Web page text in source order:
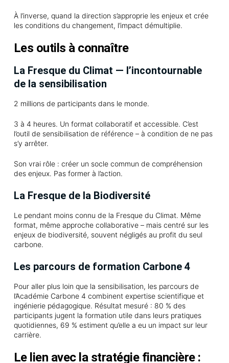
À l’inverse, quand la direction s’approprie les enjeux et crée
les conditions du changement, l’impact démultiplie.
Les outils à connaître
La Fresque du Climat — l’incontournable
de la sensibilisation
2 millions de participants dans le monde.
3 à 4 heures. Un format collaboratif et accessible. C’est
l’outil de sensibilisation de référence – à condition de ne pas
s’y arrêter.
Son vrai rôle : créer un socle commun de compréhension
des enjeux. Pas former à l’action.
La Fresque de la Biodiversité
Le pendant moins connu de la Fresque du Climat. Même
format, même approche collaborative – mais centré sur les
enjeux de biodiversité, souvent négligés au profit du seul
carbone.
Les parcours de formation Carbone 4
Pour aller plus loin que la sensibilisation, les parcours de
l’Académie Carbone 4 combinent expertise scientifique et
ingénierie pédagogique. Résultat mesuré : 80 % des
participants jugent la formation utile dans leurs pratiques
quotidiennes, 69 % estiment qu’elle a eu un impact sur leur
carrière.
Le lien avec la stratégie financière :